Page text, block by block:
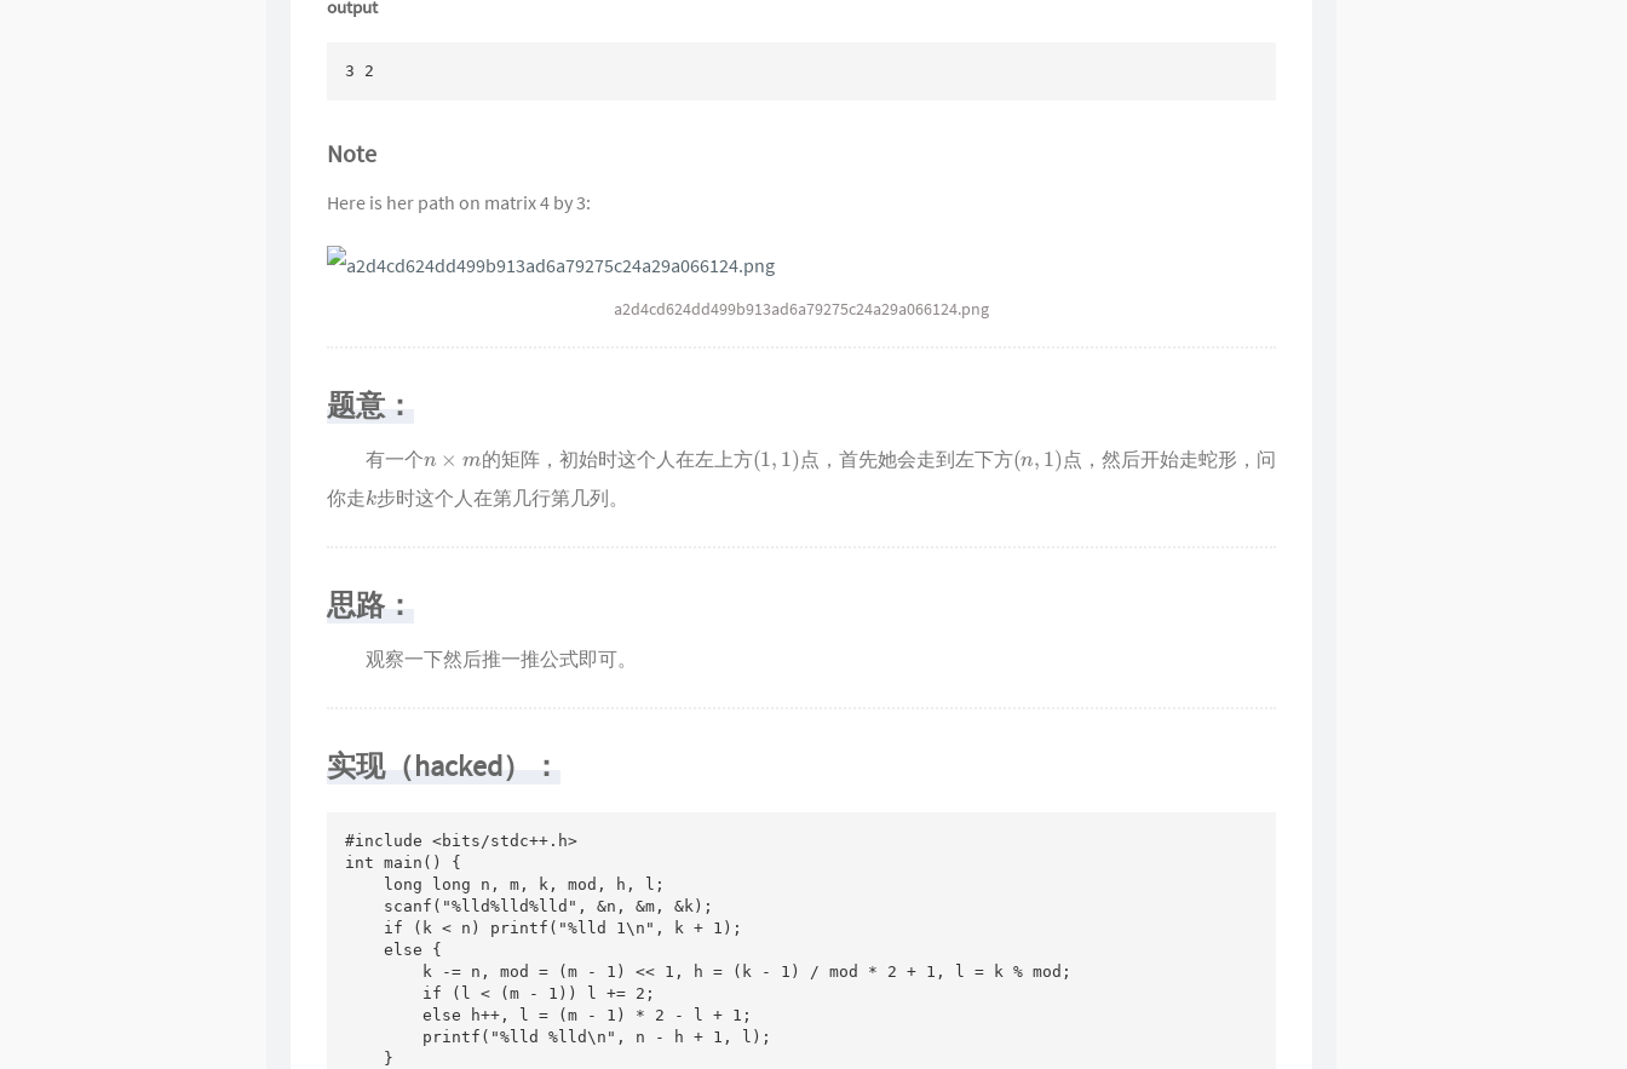
output
3 2
Note
Here is her path on matrix 4 by 3:
a2d4cd624dd499b913ad6a79275c24a29a066124.png
题意：
有一个 的矩阵，初始时这个人在左上方(1 1) 点，首先她会走到左下方(n 1) 点，然后开始走蛇形，问
你走k 步时这个人在第几行第几列。
思路：
观察一下然后推一推公式即可。
实现（hacked）：
#include <bits/stdc++.h>
int main() {
    long long n, m, k, mod, h, l;
    scanf("%lld%lld%lld", &n, &m, &k);
    if (k < n) printf("%lld 1\n", k + 1);
    else {
        k -= n, mod = (m - 1) << 1, h = (k - 1) / mod * 2 + 1, l = k % mod;
        if (l < (m - 1)) l += 2;
        else h++, l = (m - 1) * 2 - l + 1;
        printf("%lld %lld\n", n - h + 1, l);
    }